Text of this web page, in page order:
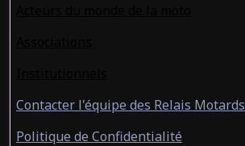
Contacter l'équipe des Relais Motards
Politique de Confidentialité